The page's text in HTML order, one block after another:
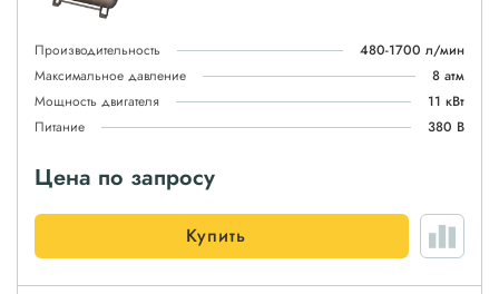
Производительность
480-1700 л/мин
Максимальное давление
8 атм
Мощность двигателя
11 кВт
Питание
380 В
Цена по запросу
Купить